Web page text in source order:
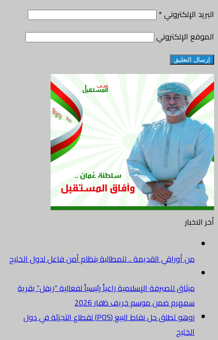
البريد الإلكتروني*
الموقع الإلكتروني
أخر الاخبار
من أوراقي القديمة .. للمطالبة بنظام أمن فاعل لدول الخليج
ميثاق للصيرفة الإسلامية راعياً رئيسياً لفعالية “ريفل” بقرية
سمهرم ضمن موسم خريف ظفار 2026
زوهو تطلق حل نقاط البيع (POS) لقطاع التجزئة في دول
الخليج